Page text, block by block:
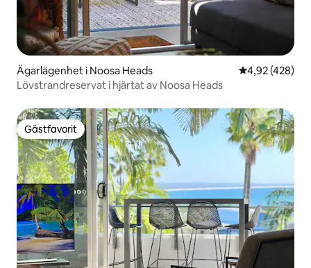
Ägarlägenhet i Noosa Heads 4,92 av 5 i
4,92 (428)
Lövstrandreservat i hjärtat av Noosa Heads
Gästfavorit
Gästfavorit